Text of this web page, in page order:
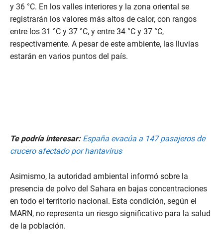
y 36 °C. En los valles interiores y la zona oriental se
registrarán los valores más altos de calor, con rangos
entre los 31 °C y 37 °C, y entre 34 °C y 37 °C,
respectivamente. A pesar de este ambiente, las lluvias
estarán en varios puntos del país.
Te podría interesar: España evacúa a 147 pasajeros de
crucero afectado por hantavirus
Asimismo, la autoridad ambiental informó sobre la
presencia de polvo del Sahara en bajas concentraciones
en todo el territorio nacional. Esta condición, según el
MARN, no representa un riesgo significativo para la salud
de la población.